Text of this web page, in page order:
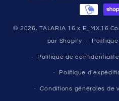
© 2026,TALARIA 16 x E_MX.16
par Shopify
Politique de confidentialité
Politique
Conditions générales de